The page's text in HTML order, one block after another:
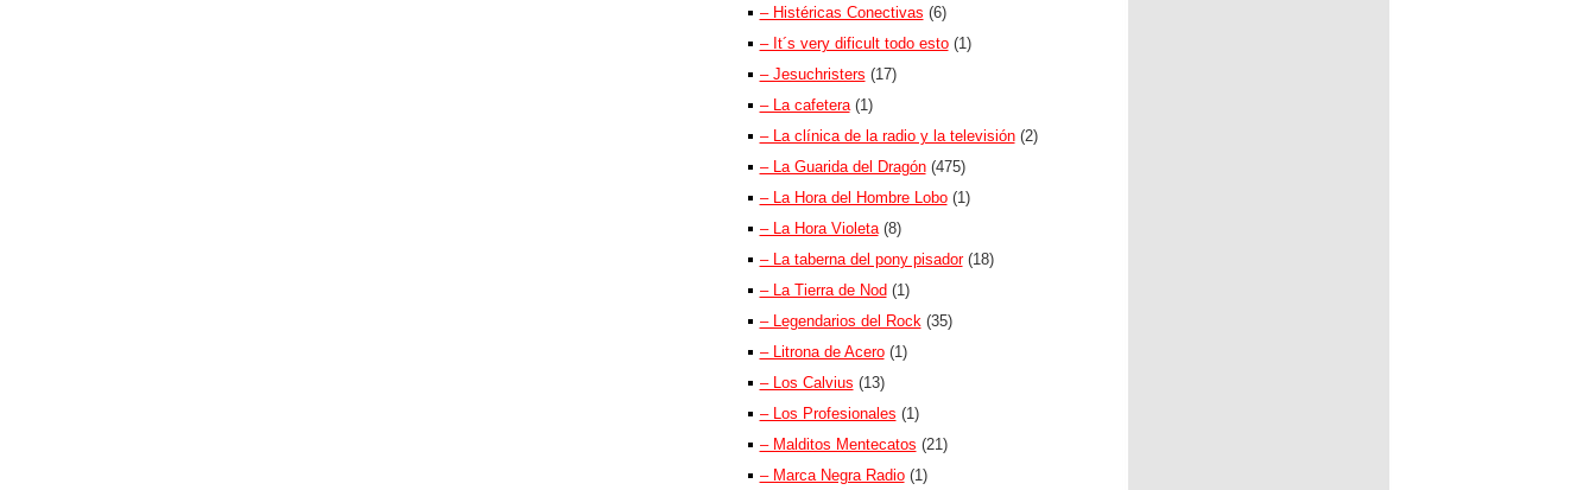
– Histéricas Conectivas (6)
– It´s very dificult todo esto(1)
– Jesuchristers (17)
– La cafetera(1)
– La clínica de la radio y la televisión(2)
– La Guarida del Dragón(475)
– La Hora del Hombre Lobo(1)
– La Hora Violeta(8)
– La taberna del pony pisador(18)
– La Tierra de Nod (1)
– Legendarios del Rock (35)
– Litrona de Acero(1)
– Los Calvius (13)
– Los Profesionales (1)
– Malditos Mentecatos (21)
– Marca Negra Radio(1)